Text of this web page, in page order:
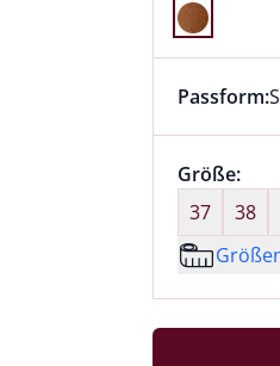
Farbe
Dieser
Passform:
Größe:
37
38